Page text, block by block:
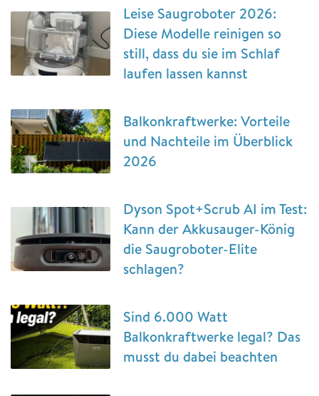
Leise Saugroboter 2026:
Diese Modelle reinigen so
still, dass du sie im Schlaf
laufen lassen kannst
Balkonkraftwerke: Vorteile
und Nachteile im Überblick
2026
Dyson Spot+Scrub AI im Test:
Kann der Akkusauger-König
die Saugroboter-Elite
schlagen?
Sind 6.000 Watt
Balkonkraftwerke legal? Das
musst du dabei beachten